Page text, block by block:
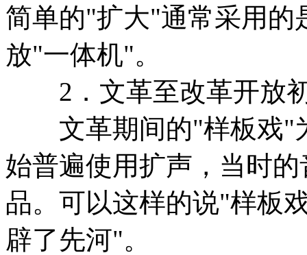
简单的"扩大"通常采用的
放"一体机"。
2．文革至改革开放
文革期间的"样板戏"
始普遍使用扩声，当时
品。可以这样的说"样板
辟了先河"。